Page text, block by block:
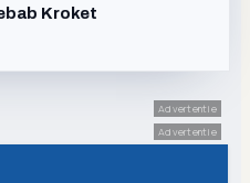
Kroket
Advertentie
Advertentie